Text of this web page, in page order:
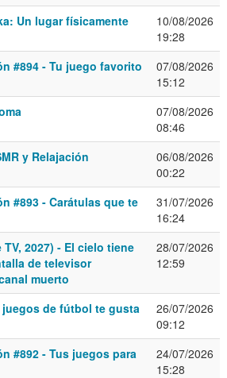
Un lugar físicamente
10/08/2026
19:28
#894 - Tu juego favorito
07/08/2026
15:12
07/08/2026
08:46
y Relajación
06/08/2026
00:22
#893 - Carátulas que te
31/07/2026
16:24
2027) - El cielo tiene
de televisor
muerto
28/07/2026
12:59
de fútbol te gusta
26/07/2026
09:12
#892 - Tus juegos para
24/07/2026
15:28